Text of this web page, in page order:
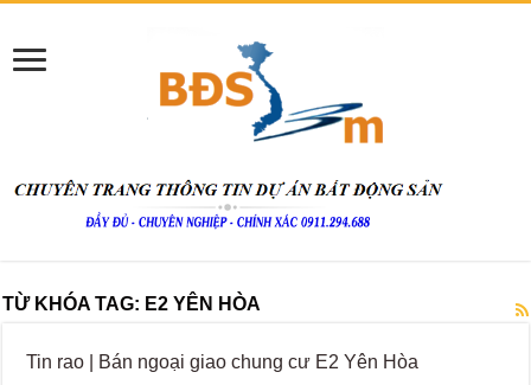
TỪ KHÓA TAG: E2 YÊN HÒA
Tin rao | Bán ngoại giao chung cư E2 Yên Hòa